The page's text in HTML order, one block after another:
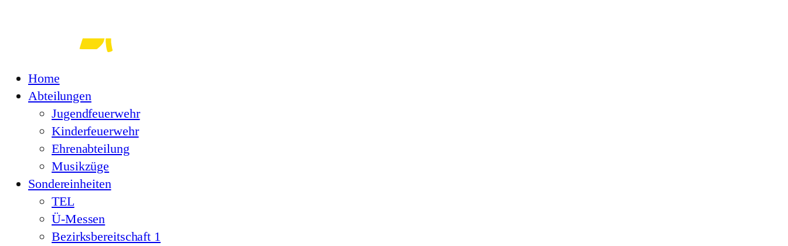
Home
Abteilungen
Jugendfeuerwehr
Kinderfeuerwehr
Ehrenabteilung
Musikzüge
Sondereinheiten
TEL
Ü-Messen
Bezirksbereitschaft 1